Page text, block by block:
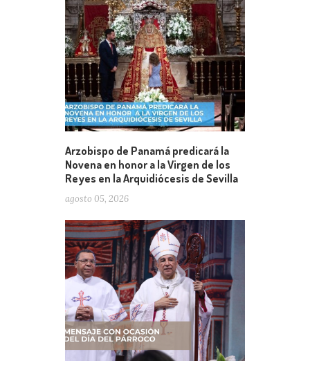
Arzobispo de Panamá predicará la
Novena en honor a la Virgen de los
Reyes en la Arquidiócesis de Sevilla
agosto 05, 2026